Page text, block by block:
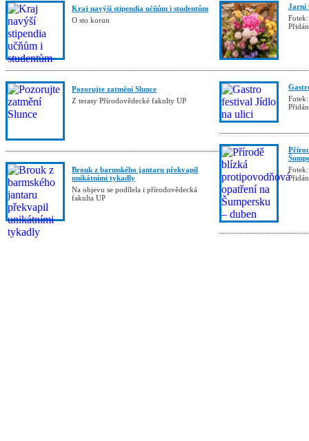
Kraj navýší stipendia učňům i studentům
O sto korun
Pozorujte zatmění Slunce
Z terasy Přírodovědecké fakulty UP
Brouk z barmského jantaru překvapil
unikátními tykadly
Na objevu se podílela i přírodovědecká
fakulta UP
Jarní